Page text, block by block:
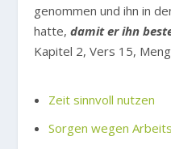
genommen und ihn in
hatte,damit er ihn
Kapitel 2, Vers 15,
Zeit sinnvoll nutzen
Sorgen wegen